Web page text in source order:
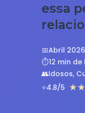
essa
📅Abril 2026
⏱️12 min
👥Idosos,
⭐4.8/5